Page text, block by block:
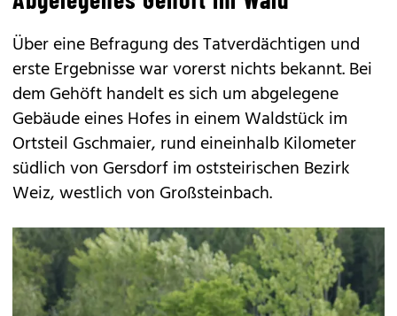
Über eine Befragung des Tatverdächtigen und
erste Ergebnisse war vorerst nichts bekannt. Bei
dem Gehöft handelt es sich um abgelegene
Gebäude eines Hofes in einem Waldstück im
Ortsteil Gschmaier, rund eineinhalb Kilometer
südlich von Gersdorf im oststeirischen Bezirk
Weiz, westlich von Großsteinbach.